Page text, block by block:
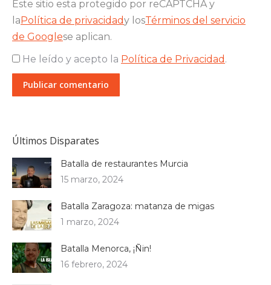
Este sitio esta protegido por reCAPTCHA y
la Política de privacidady losTérminos del servicio
de Googlese aplican.
He leído y acepto la Política de Privacidad .
Publicar comentario
Últimos Disparates
Batalla de restaurantes Murcia
15 marzo, 2024
Batalla Zaragoza: matanza de migas
1 marzo, 2024
Batalla Menorca, ¡Ñin!
16 febrero, 2024